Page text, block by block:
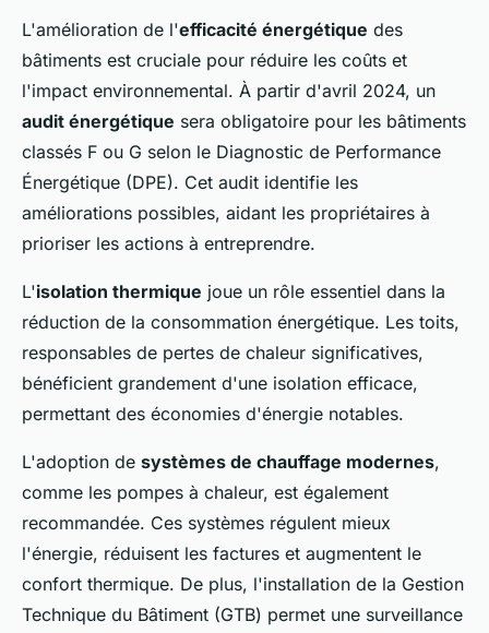
L'amélioration de l'efficacité énergétique des
bâtiments est cruciale pour réduire les coûts et
l'impact environnemental. À partir d'avril 2024, un
audit énergétique sera obligatoire pour les bâtiments
classés F ou G selon le Diagnostic de Performance
Énergétique (DPE). Cet audit identifie les
améliorations possibles, aidant les propriétaires à
prioriser les actions à entreprendre.
L'isolation thermique joue un rôle essentiel dans la
réduction de la consommation énergétique. Les toits,
responsables de pertes de chaleur significatives,
bénéficient grandement d'une isolation efficace,
permettant des économies d'énergie notables.
L'adoption de systèmes de chauffage modernes,
comme les pompes à chaleur, est également
recommandée. Ces systèmes régulent mieux
l'énergie, réduisent les factures et augmentent le
confort thermique. De plus, l'installation de la Gestion
Technique du Bâtiment (GTB) permet une surveillance